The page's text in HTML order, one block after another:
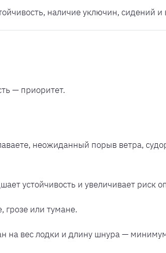
наличие уключин, сидений и
— приоритет.
неожиданный порыв ветра,
устойчивость и увеличивает риск
грозе или тумане.
на вес лодки и длину шнура —